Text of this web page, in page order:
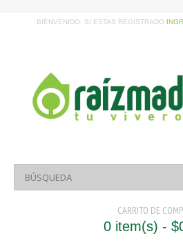
BIENVENIDO, SI ESTAS REGISTRADO
CARRITO DE
0 item(s) -